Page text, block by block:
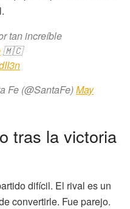
tan increíble
🇲🇨
Fe (@SantaFe)May
tras la victoria
difícil. El rival es un
convertirle. Fue parejo.